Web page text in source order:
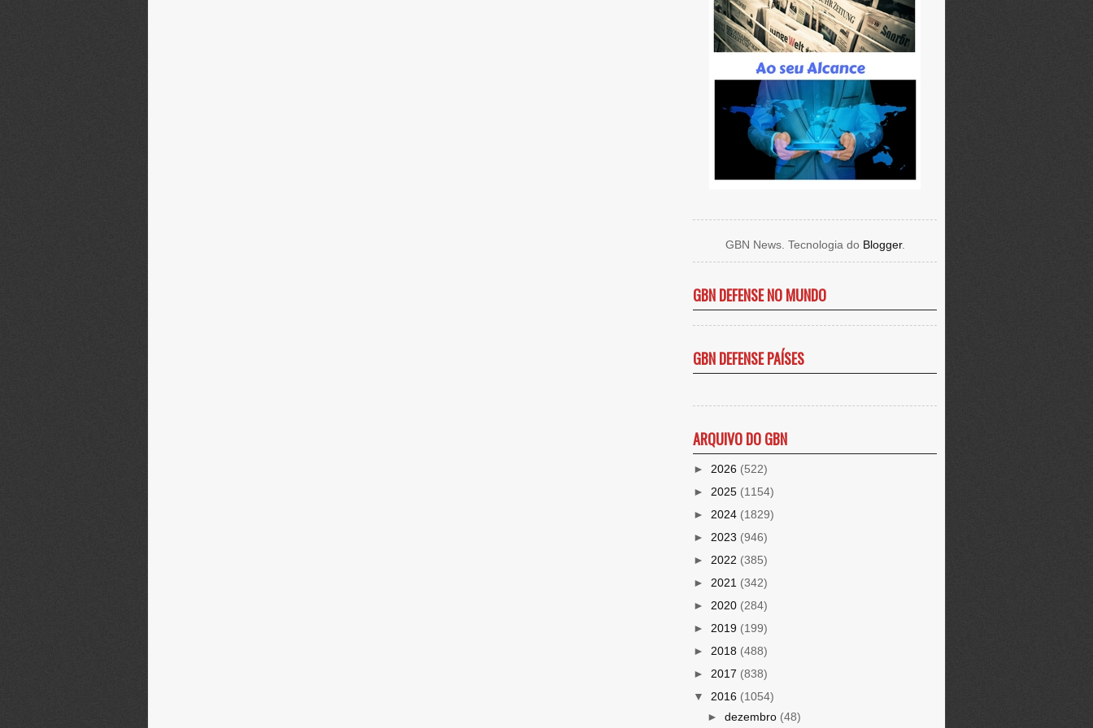
GBN News. Tecnologia do Blogger.
GBN DEFENSE NO MUNDO
GBN DEFENSE PAÍSES
ARQUIVO DO GBN
► 2026 (522)
► 2025 (1154)
► 2024 (1829)
► 2023 (946)
► 2022 (385)
► 2021 (342)
► 2020 (284)
► 2019 (199)
► 2018 (488)
► 2017 (838)
▼ 2016 (1054)
► dezembro (48)